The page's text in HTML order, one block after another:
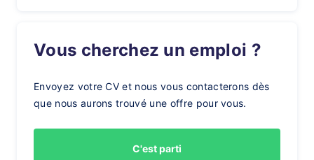
Vous cherchez un emploi ?
Envoyez votre CV et nous vous contacterons dès
que nous aurons trouvé une offre pour vous.
C'est parti